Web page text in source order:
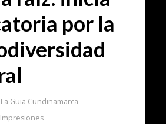
por la
La Guia Cundinamarca